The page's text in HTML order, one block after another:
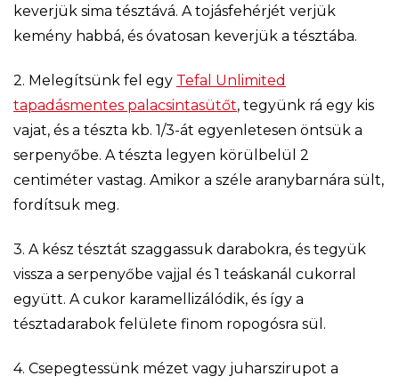
keverjük sima tésztává. A tojásfehérjét verjük
kemény habbá, és óvatosan keverjük a tésztába.
2. Melegítsünk fel egy Tefal Unlimited
tapadásmentes palacsintasütőt, tegyünk rá egy kis
vajat, és a tészta kb. 1/3-át egyenletesen öntsük a
serpenyőbe. A tészta legyen körülbelül 2
centiméter vastag. Amikor a széle aranybarnára sült,
fordítsuk meg.
3. A kész tésztát szaggassuk darabokra, és tegyük
vissza a serpenyőbe vajjal és 1 teáskanál cukorral
együtt. A cukor karamellizálódik, és így a
tésztadarabok felülete finom ropogósra sül.
4. Csepegtessünk mézet vagy juharszirupot a